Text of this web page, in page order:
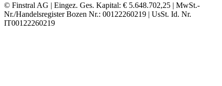
© Finstral AG | Eingez. Ges. Kapital: € 5.648.702,25 | MwSt.-
Nr./Handelsregister Bozen Nr.: 00122260219 | UsSt. Id. Nr.
IT00122260219